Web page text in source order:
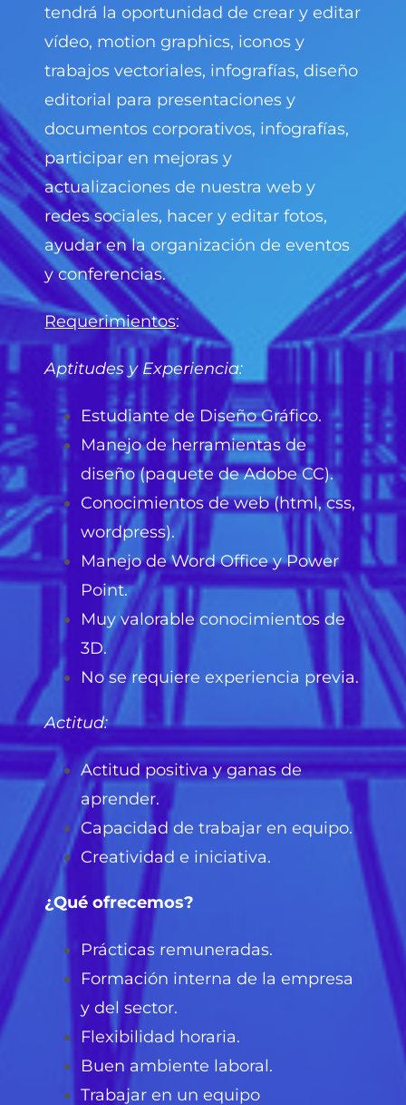
tendrá la oportunidad de crear y editar
vídeo, motion graphics, iconos y
trabajos vectoriales, infografías, diseño
editorial para presentaciones y
documentos corporativos, infografías,
participar en mejoras y
actualizaciones de nuestra web y
redes sociales, hacer y editar fotos,
ayudar en la organización de eventos
y conferencias.
Requerimientos:
Aptitudes y Experiencia:
Estudiante de Diseño Gráfico.
Manejo de herramientas de
diseño (paquete de Adobe CC).
Conocimientos de web (html, css,
wordpress).
Manejo de Word Office y Power
Point.
Muy valorable conocimientos de
3D.
No se requiere experiencia previa.
Actitud:
Actitud positiva y ganas de
aprender.
Capacidad de trabajar en equipo.
Creatividad e iniciativa.
¿Qué ofrecemos?
Prácticas remuneradas.
Formación interna de la empresa
y del sector.
Flexibilidad horaria.
Buen ambiente laboral.
Trabajar en un equipo